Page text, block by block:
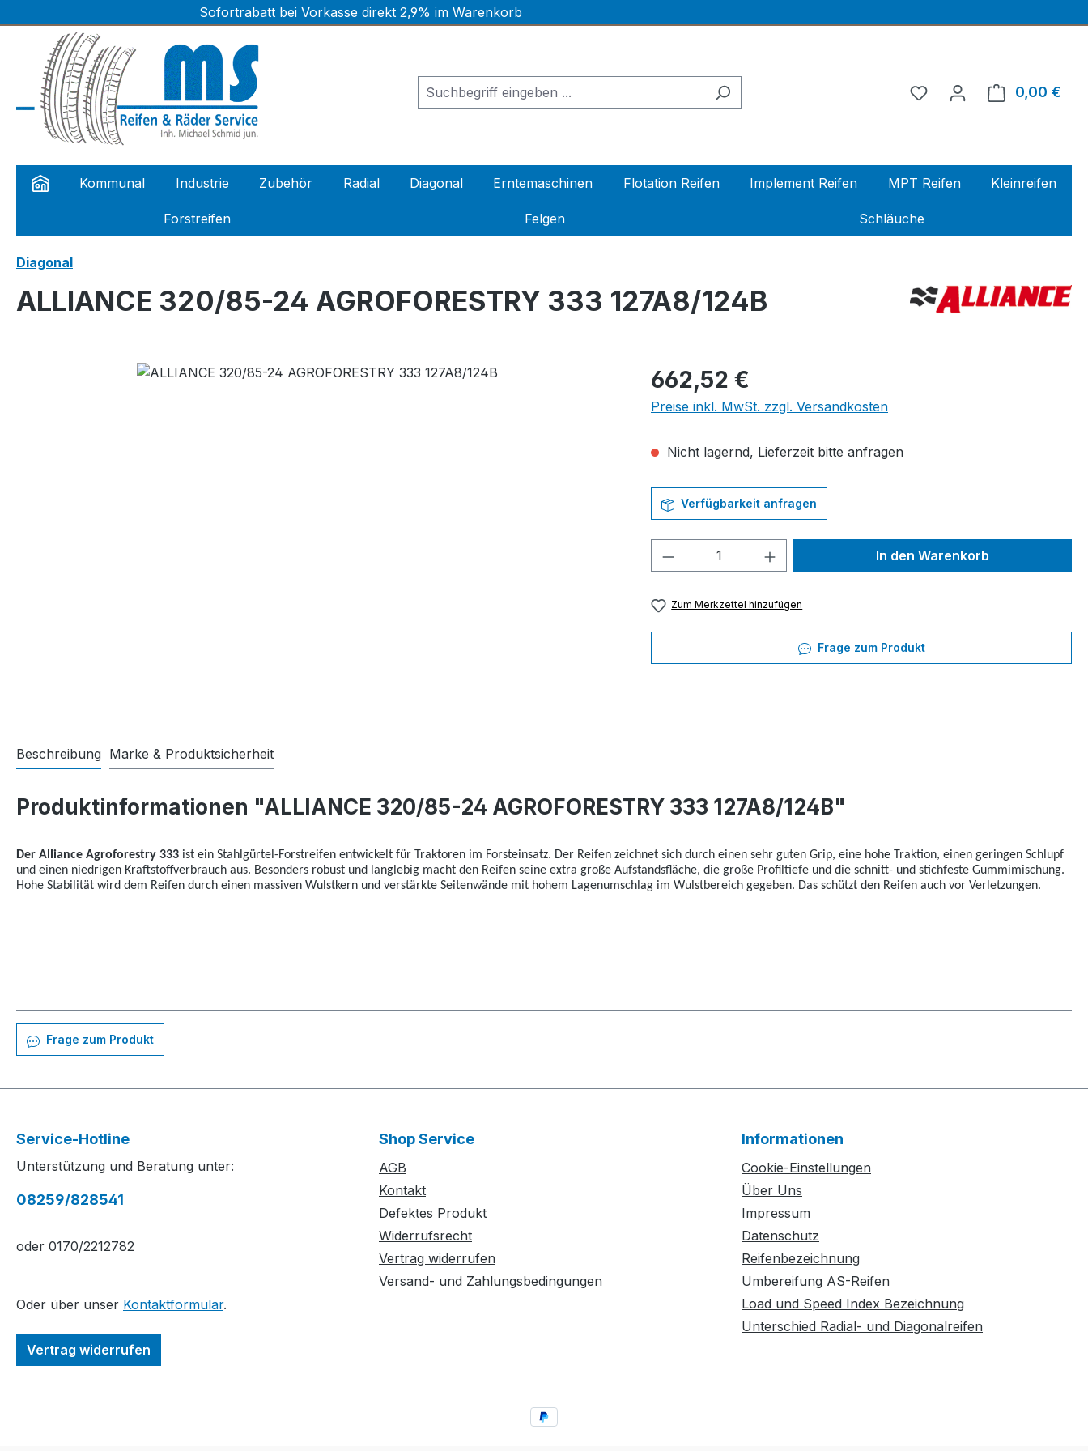
Zur Hauptnavigation springenSofortrabatt bei Vorkasse direkt 2,9% im Warenkorb
0,00 €
Kommunal Industrie Zubehör Radial Diagonal Erntemaschinen Flotation Reifen Implement Reifen MPT Reifen Kleinreifen
Forstreifen Felgen Schläuche
Diagonal
ALLIANCE 320/85-24 AGROFORESTRY 333 127A8/124B
Bildergalerie überspringen Regulärer Preis:
662,52 €
Preise inkl. MwSt. zzgl. Versandkosten
Nicht lagernd, Lieferzeit bitte anfragen
Verfügbarkeit anfragen
Produkt Anzahl: Gib den gewünschten Wert
In den Warenkorb
Zum Merkzettel hinzufügen
Frage zum Produkt
Beschreibung Marke & Produktsicherheit
Produktinformationen "ALLIANCE 320/85-24 AGROFORESTRY 333 127A8/124B"
Der Alliance Agroforestry 333 ist ein Stahlgürtel-Forstreifen entwickelt für Traktoren im Forsteinsatz. Der Reifen zeichnet sich durch einen sehr guten Grip, eine hohe Traktion, einen geringen Schlupf
und einen niedrigen Kraftstoffverbrauch aus. Besonders robust und langlebig macht den Reifen seine extra große Aufstandsfläche, die große Profiltiefe und die schnitt- und stichfeste Gummimischung.
Hohe Stabilität wird dem Reifen durch einen massiven Wulstkern und verstärkte Seitenwände mit hohem Lagenumschlag im Wulstbereich gegeben. Das schützt den Reifen auch vor Verletzungen.
Frage zum Produkt
Service-Hotline
Unterstützung und Beratung unter:
08259/828541
oder 0170/2212782
Oder über unser Kontaktformular.
Vertrag widerrufen
Shop Service
AGB
Kontakt
Defektes Produkt
Widerrufsrecht
Vertrag widerrufen
Versand- und Zahlungsbedingungen
Informationen
Cookie-Einstellungen
Über Uns
Impressum
Datenschutz
Reifenbezeichnung
Umbereifung AS-Reifen
Load und Speed Index Bezeichnung
Unterschied Radial- und Diagonalreifen